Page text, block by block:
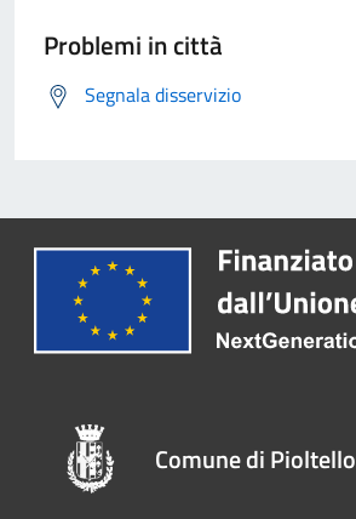
Problemi in città
Segnala disservizio
Comune di Pioltello